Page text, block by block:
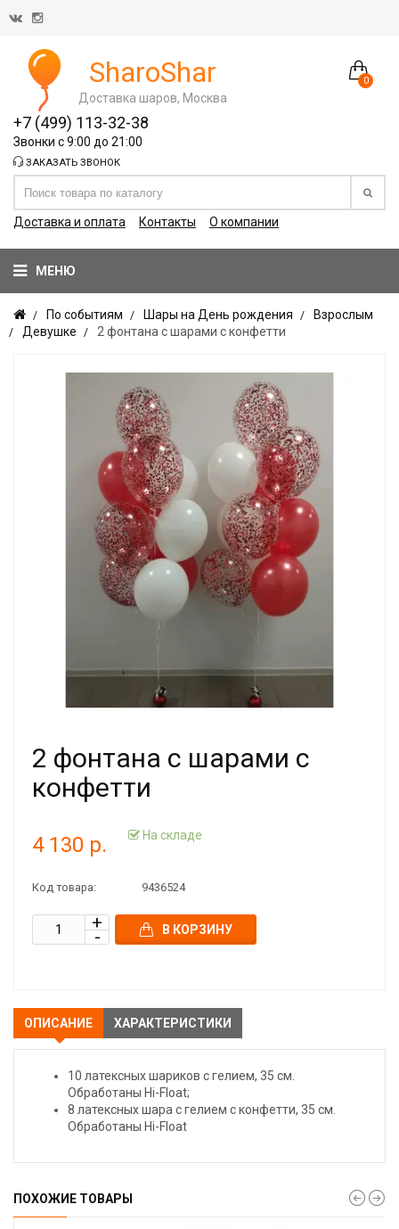
0
SharoShar
Доставка шаров, Москва
+7 (499) 113-32-38
Звонки с 9:00 до 21:00
ЗАКАЗАТЬ ЗВОНОК
Доставка и оплата Контакты О компании
МЕНЮ
По событиям Шары на День рождения
Взрослым
Девушке
2 фонтана с шарами с конфетти
2 фонтана с шарами с
конфетти
4 130 р. На складе
Код товара: 9436524
В КОРЗИНУ
ОПИСАНИЕ ХАРАКТЕРИСТИКИ
10 латексных шариков с гелием, 35 см.
Обработаны Hi-Float;
8 латексных шара с гелием с конфетти, 35 см.
Обработаны Hi-Float
ПОХОЖИЕ ТОВАРЫ